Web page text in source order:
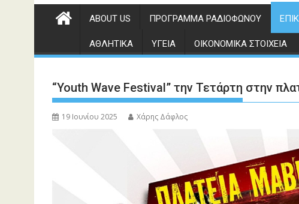
ABOUT US ΠΡΌΓΡΑΜΜΑ ΡΑΔΙΟΦΏΝΟΥ
ΑΘΛΗΤΙΚΆ ΥΓΕΊΑ ΟΙΚΟΝΟΜΙΚΆ ΣΤΟΙΧΕΊΑ
“Youth Wave Festival” την Τετάρτη στην
19 Ιουνίου 2025 Χάρης Δάφλος